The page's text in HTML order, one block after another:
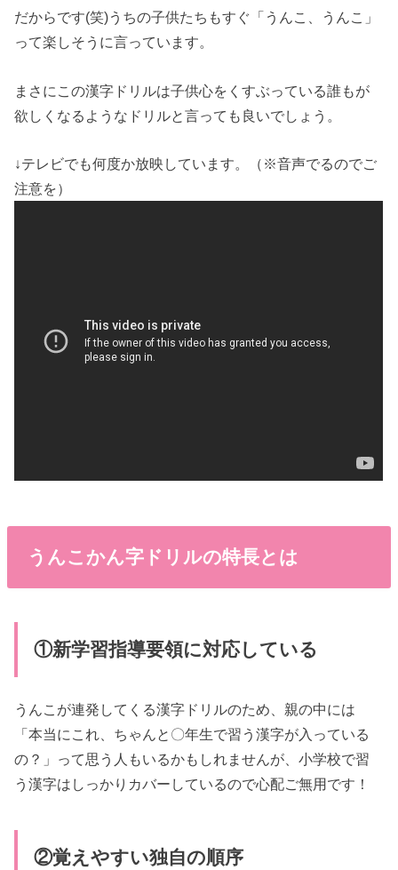
だからです(笑)うちの子供たちもすぐ「うんこ、うんこ」
って楽しそうに言っています。
まさにこの漢字ドリルは子供心をくすぶっている誰もが
欲しくなるようなドリルと言っても良いでしょう。
↓テレビでも何度か放映しています。（※音声でるのでご
注意を）
うんこかん字ドリルの特長とは
①新学習指導要領に対応している
うんこが連発してくる漢字ドリルのため、親の中には
「本当にこれ、ちゃんと〇年生で習う漢字が入っている
の？」って思う人もいるかもしれませんが、小学校で習
う漢字はしっかりカバーしているので心配ご無用です！
②覚えやすい独自の順序